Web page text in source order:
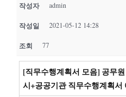
작성자 admin
작성일 2021-05-12 14:28
조회 77
[직무수행계획서 모음] 공무
시+공공기관 직무수행계획서